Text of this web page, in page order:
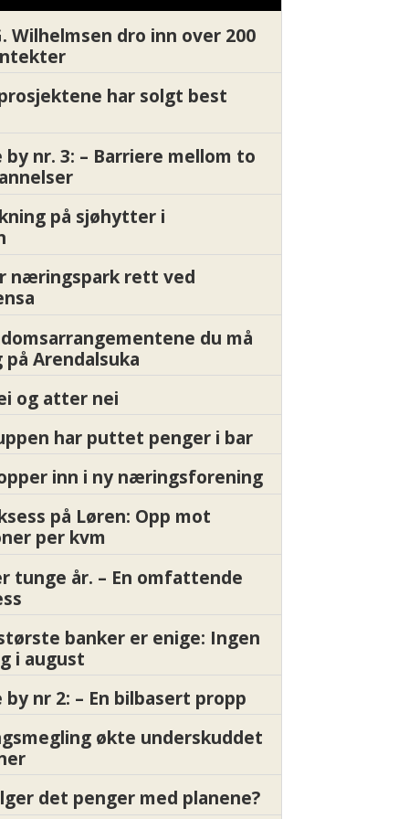
Wilhelmsen dro inn over 200
har solgt best
nr. 3: – Barriere mellom to
på sjøhytter i
næringspark rett ved
du må
Arendalsuka
og atter nei
har puttet penger i bar
inn i ny næringsforening
på Løren: Opp mot
per kvm
tunge år. – En omfattende
banker er enige: Ingen
i august
nr 2: – En bilbasert propp
økte underskuddet
det penger med planene?